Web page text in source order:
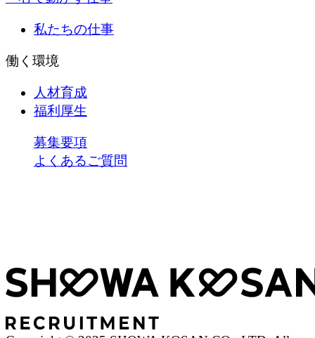
私たちの仕事
働く環境
人材育成
福利厚生
募集要項
よくあるご質問